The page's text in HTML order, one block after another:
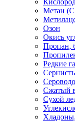
Метан
Озон
Окись
Пропан,
Редкие
Сжатый
Сухой